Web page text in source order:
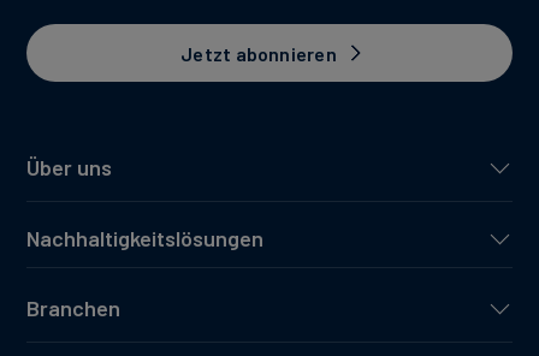
Über uns
Nachhaltigkeitslösungen
Branchen
Jetzt abonnieren